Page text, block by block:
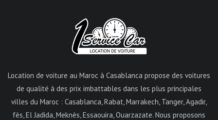
Location de voiture au Maroc à Casablanca propose des voitures
de qualité à des prix imbattables dans les plus principales
villes du Maroc : Casablanca, Rabat, Marrakech, Tanger, Agadir,
fès, El Jadida, Meknès, Essaouira, Ouarzazate. Nous proposons